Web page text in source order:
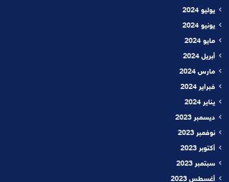
يوليو 2024
يونيو 2024
مايو 2024
أبريل 2024
مارس 2024
فبراير 2024
يناير 2024
ديسمبر 2023
نوفمبر 2023
أكتوبر 2023
سبتمبر 2023
أغسطس 2023